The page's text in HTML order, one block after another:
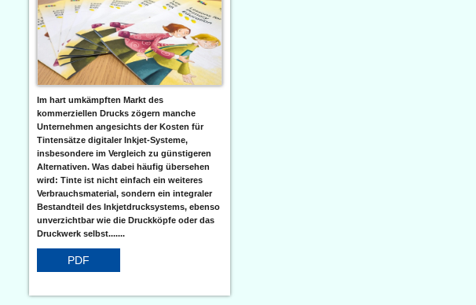
Im hart umkämpften Markt des
kommerziellen Drucks zögern manche
Unternehmen angesichts der Kosten für
Tintensätze digitaler Inkjet-Systeme,
insbesondere im Vergleich zu günstigeren
Alternativen. Was dabei häufig übersehen
wird: Tinte ist nicht einfach ein weiteres
Verbrauchsmaterial, sondern ein integraler
Bestandteil des Inkjetdrucksystems, ebenso
unverzichtbar wie die Druckköpfe oder das
Druckwerk selbst.......
PDF